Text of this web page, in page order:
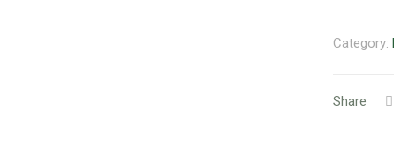
Category:
Share